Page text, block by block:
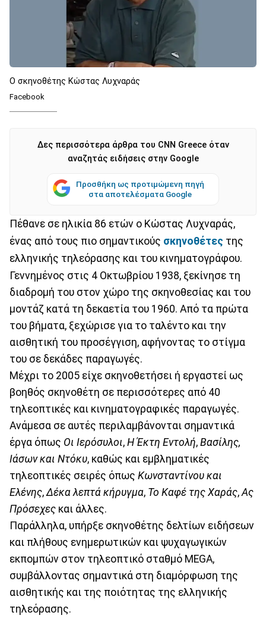
Ο σκηνοθέτης Κώστας Λυχναράς
Facebook
Δες περισσότερα άρθρα του CNN Greece όταν
αναζητάς ειδήσεις στην Google
Προσθήκη ως προτιμώμενη πηγή
στα αποτελέσματα Google
Πέθανε σε ηλικία 86 ετών ο Κώστας Λυχναράς,
ένας από τους πιο σημαντικούς σκηνοθέτες της
ελληνικής τηλεόρασης και του κινηματογράφου.
Γεννημένος στις 4 Οκτωβρίου 1938, ξεκίνησε τη
διαδρομή του στον χώρο της σκηνοθεσίας και του
μοντάζ κατά τη δεκαετία του 1960. Από τα πρώτα
του βήματα, ξεχώρισε για το ταλέντο και την
αισθητική του προσέγγιση, αφήνοντας το στίγμα
του σε δεκάδες παραγωγές.
Μέχρι το 2005 είχε σκηνοθετήσει ή εργαστεί ως
βοηθός σκηνοθέτη σε περισσότερες από 40
τηλεοπτικές και κινηματογραφικές παραγωγές.
Ανάμεσα σε αυτές περιλαμβάνονται σημαντικά
έργα όπως Οι Ιερόσυλοι, Η Έκτη Εντολή, Βασίλης,
Ιάσων και Ντόκυ, καθώς και εμβληματικές
τηλεοπτικές σειρές όπως Κωνσταντίνου και
Ελένης, Δέκα λεπτά κήρυγμα, Το Καφέ της Χαράς, Ας
Πρόσεχες και άλλες.
Παράλληλα, υπήρξε σκηνοθέτης δελτίων ειδήσεων
και πλήθους ενημερωτικών και ψυχαγωγικών
εκπομπών στον τηλεοπτικό σταθμό MEGA,
συμβάλλοντας σημαντικά στη διαμόρφωση της
αισθητικής και της ποιότητας της ελληνικής
τηλεόρασης.